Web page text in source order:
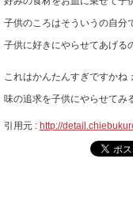
子供のころはそういうの自分
子供に好きにやらせてあげる
これはかんたんすぎですかね
味の追求を子供にやらせてみ
引用元 : http://